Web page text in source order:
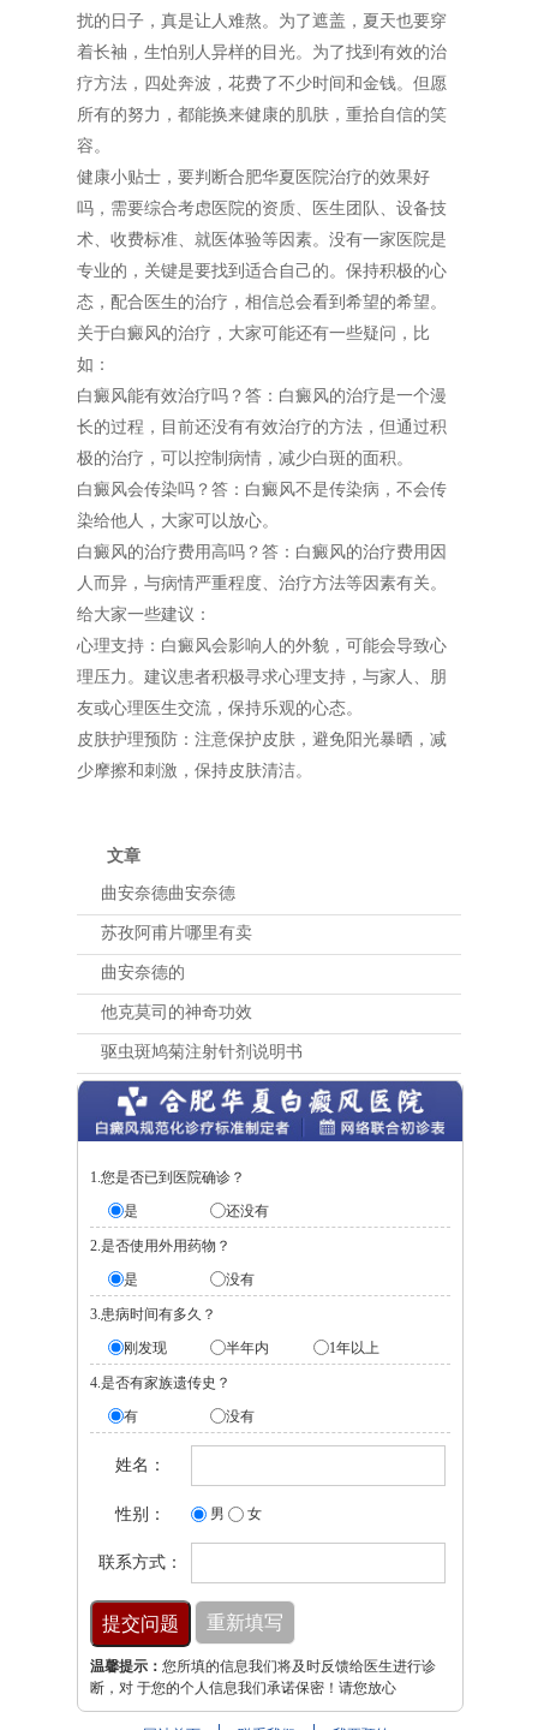
扰的日子，真是让人难熬。为了遮盖，夏天也要穿
着长袖，生怕别人异样的目光。为了找到有效的治
疗方法，四处奔波，花费了不少时间和金钱。但愿
所有的努力，都能换来健康的肌肤，重拾自信的笑
容。
健康小贴士，要判断合肥华夏医院治疗的效果好
吗，需要综合考虑医院的资质、医生团队、设备技
术、收费标准、就医体验等因素。没有一家医院是
专业的，关键是要找到适合自己的。保持积极的心
态，配合医生的治疗，相信总会看到希望的希望。
关于白癜风的治疗，大家可能还有一些疑问，比
如：
白癜风能有效治疗吗？答：白癜风的治疗是一个漫
长的过程，目前还没有有效治疗的方法，但通过积
极的治疗，可以控制病情，减少白斑的面积。
白癜风会传染吗？答：白癜风不是传染病，不会传
染给他人，大家可以放心。
白癜风的治疗费用高吗？答：白癜风的治疗费用因
人而异，与病情严重程度、治疗方法等因素有关。
给大家一些建议：
心理支持：白癜风会影响人的外貌，可能会导致心
理压力。建议患者积极寻求心理支持，与家人、朋
友或心理医生交流，保持乐观的心态。
皮肤护理预防：注意保护皮肤，避免阳光暴晒，减
少摩擦和刺激，保持皮肤清洁。
文章
曲安奈德曲安奈德
苏孜阿甫片哪里有卖
曲安奈德的
他克莫司的神奇功效
驱虫斑鸠菊注射针剂说明书
1.您是否已到医院确诊？
是
还没有
2.是否使用外用药物？
是
没有
3.患病时间有多久？
刚发现
半年内 1年以上
4.是否有家族遗传史？
有
没有
姓名：
性别： 男 女
联系方式：
温馨提示： 您所填的信息我们将及时反馈给医生进行诊
断，对 于您的个人信息我们承诺保密！请您放心